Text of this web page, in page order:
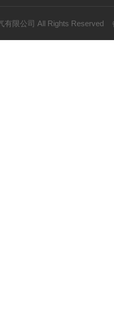
有限公司 All Rights Reserved